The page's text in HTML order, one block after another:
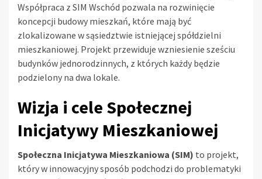
Współpraca z SIM Wschód pozwala na rozwinięcie
koncepcji budowy mieszkań, które mają być
zlokalizowane w sąsiedztwie istniejącej spółdzielni
mieszkaniowej. Projekt przewiduje wzniesienie sześciu
budynków jednorodzinnych, z których każdy będzie
podzielony na dwa lokale.
Wizja i cele Społecznej
Inicjatywy Mieszkaniowej
Społeczna Inicjatywa Mieszkaniowa (SIM) to projekt,
który w innowacyjny sposób podchodzi do problematyki